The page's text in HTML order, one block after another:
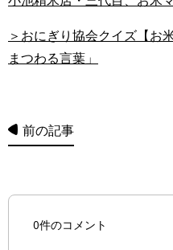
＞おにぎり協会クイズ【お
まつわる言葉」
前の記事
0件のコメント